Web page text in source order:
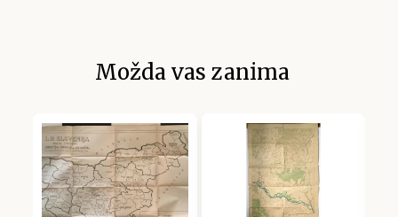
Možda vas zanima